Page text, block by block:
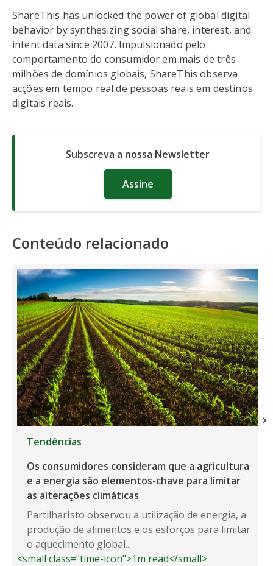
ShareThis has unlocked the power of global digital
behavior by synthesizing social share, interest, and
intent data since 2007. Impulsionado pelo
comportamento do consumidor em mais de três
milhões de domínios globais, ShareThis observa
acções em tempo real de pessoas reais em destinos
digitais reais.
Subscreva a nossa Newsletter
Assine
Conteúdo relacionado
Tendências
Os consumidores consideram que a agricultura
e a energia são elementos-chave para limitar
as alterações climáticas
PartilharIsto observou a utilização de energia, a
produção de alimentos e os esforços para limitar
o aquecimento global...
<small class="time-icon">1m read</small>